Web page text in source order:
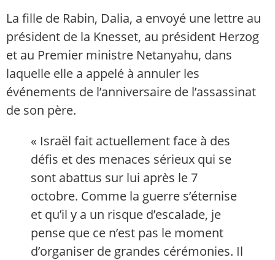
La fille de Rabin, Dalia, a envoyé une lettre au
président de la Knesset, au président Herzog
et au Premier ministre Netanyahu, dans
laquelle elle a appelé à annuler les
événements de l’anniversaire de l’assassinat
de son père.
« Israël fait actuellement face à des
défis et des menaces sérieux qui se
sont abattus sur lui après le 7
octobre. Comme la guerre s’éternise
et qu’il y a un risque d’escalade, je
pense que ce n’est pas le moment
d’organiser de grandes cérémonies. Il